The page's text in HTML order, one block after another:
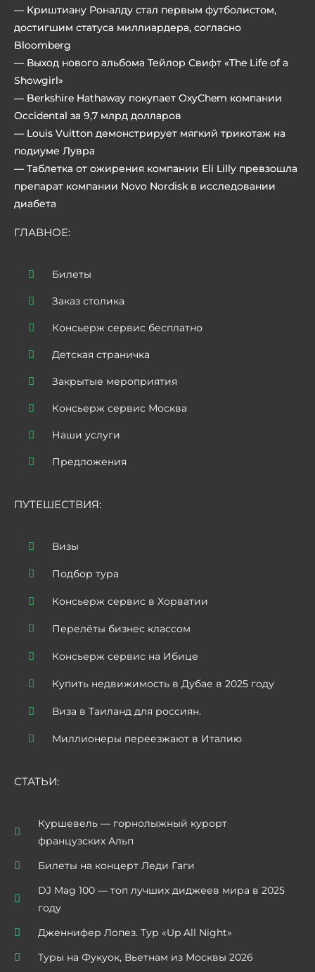
— Криштиану Роналду стал первым футболистом,
достигшим статуса миллиардера, согласно
Bloomberg
— Выход нового альбома Тейлор Свифт «The Life of a
Showgirl»
— Berkshire Hathaway покупает OxyChem компании
Occidental за 9,7 млрд долларов
— Louis Vuitton демонстрирует мягкий трикотаж на
подиуме Лувра
— Таблетка от ожирения компании Eli Lilly превзошла
препарат компании Novo Nordisk в исследовании
диабета
ГЛАВНОЕ:
Билеты
Заказ столика
Консьерж сервис бесплатно
Детская страничка
Закрытые мероприятия
Консьерж сервис Москва
Наши услуги
Предложения
ПУТЕШЕСТВИЯ:
Визы
Подбор тура
Консьерж сервис в Хорватии
Перелёты бизнес классом
Консьерж сервис на Ибице
Купить недвижимость в Дубае в 2025 году
Виза в Таиланд для россиян.
Миллионеры переезжают в Италию
СТАТЬИ:
Куршевель — горнолыжный курорт
французских Альп
Билеты на концерт Леди Гаги
DJ Mag 100 — топ лучших диджеев мира в 2025
году
Дженнифер Лопез. Тур «Up All Night»
Туры на Фукуок, Вьетнам из Москвы 2026